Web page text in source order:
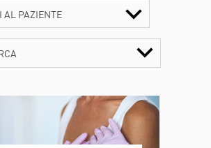
AL PAZIENTE